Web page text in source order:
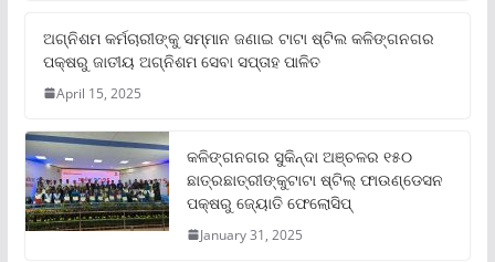
ଅଗ୍ନିଶମ କର୍ମଚାରୀଙ୍କୁ ସମ୍ମାନ ଜଣାଇ ଟାଟା ଷ୍ଟିଲ କଳିଙ୍ଗନଗର
ପକ୍ଷରୁ ଜାତୀୟ ଅଗ୍ନିଶମ ସେବା ସପ୍ତାହ ପାଳିତ
April 15, 2025
କଳିଙ୍ଗନଗର ସୁକିନ୍ଦା ଅଞ୍ଚଳର ୧୫୦
ଛାତ୍ରଛାତ୍ରୀଙ୍କୁଟାଟା ଷ୍ଟିଲ୍ ଫାଉଣ୍ଡେସନ
ପକ୍ଷରୁ ଜ୍ୟୋତି ଫେଲୋସିପ୍‌
January 31, 2025